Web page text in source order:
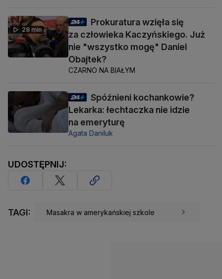
28 min
Prokuratura wzięła się
za człowieka Kaczyńskiego. Już
nie "wszystko mogę" Daniel
Obajtek?
CZARNO NA BIAŁYM
Spóźnieni kochankowie?
Lekarka: łechtaczka nie idzie
na emeryturę
Agata Daniluk
UDOSTĘPNIJ:
TAGI: Masakra w amerykańskiej szkole